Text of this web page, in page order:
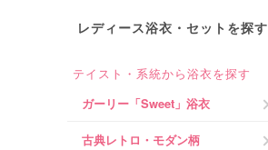
レディース浴衣・セットを探す
テイスト・系統から浴衣を探す
ガーリー「Sweet」浴衣
古典レトロ・モダン柄